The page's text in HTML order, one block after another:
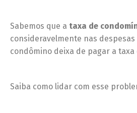
Sabemos que a taxa de
consideravelmente nas
condômino deixa de pagar a taxa
Saiba como lidar com esse